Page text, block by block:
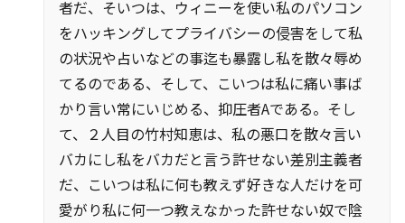
者だ、そいつは、ウィニーを使い私のパソコン
をハッキングしてプライバシーの侵害をして私
の状況や占いなどの事迄も暴露し私を散々辱め
てるのである、そして、こいつは私に痛い事ば
かり言い常にいじめる、抑圧者Aである。そし
て、２人目の竹村知恵は、私の悪口を散々言い
バカにし私をバカだと言う許せない差別主義者
だ、こいつは私に何も教えず好きな人だけを可
愛がり私に何一つ教えなかった許せない奴で陰